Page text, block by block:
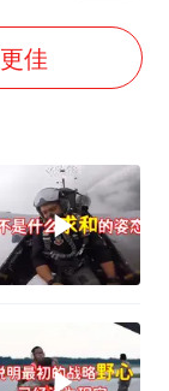
身体出现这几个信号可能是肝在求救
多个问题
上四休三，但降薪1000元，你接受吗？
健康中国
佳